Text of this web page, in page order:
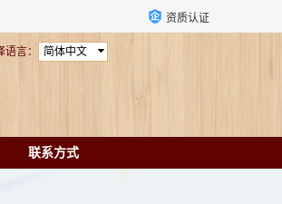
资质认证
简体中文
语言：
联系方式